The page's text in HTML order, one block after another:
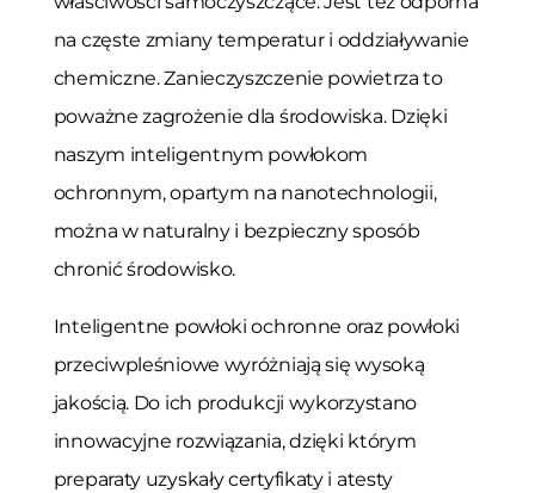
na częste zmiany temperatur i oddziaływanie
chemiczne. Zanieczyszczenie powietrza to
poważne zagrożenie dla środowiska. Dzięki
naszym inteligentnym powłokom
ochronnym, opartym na nanotechnologii,
można w naturalny i bezpieczny sposób
chronić środowisko.
Inteligentne powłoki ochronne oraz powłoki
przeciwpleśniowe wyróżniają się wysoką
jakością. Do ich produkcji wykorzystano
innowacyjne rozwiązania, dzięki którym
preparaty uzyskały certyfikaty i atesty